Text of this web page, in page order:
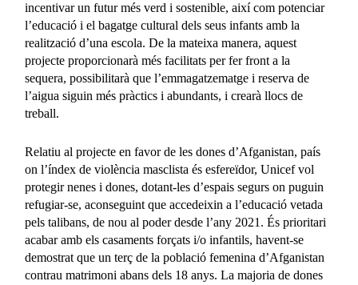
incentivar un futur més verd i sostenible, així com potenciar
l’educació i el bagatge cultural dels seus infants amb la
realització d’una escola. De la mateixa manera, aquest
projecte proporcionarà més facilitats per fer front a la
sequera, possibilitarà que l’emmagatzematge i reserva de
l’aigua siguin més pràctics i abundants, i crearà llocs de
treball.
Relatiu al projecte en favor de les dones d’Afganistan, país
on l’índex de violència masclista és esfereïdor, Unicef vol
protegir nenes i dones, dotant-les d’espais segurs on puguin
refugiar-se, aconseguint que accedeixin a l’educació vetada
pels talibans, de nou al poder desde l’any 2021. És prioritari
acabar amb els casaments forçats i/o infantils, havent-se
demostrat que un terç de la població femenina d’Afganistan
contrau matrimoni abans dels 18 anys. La majoria de dones